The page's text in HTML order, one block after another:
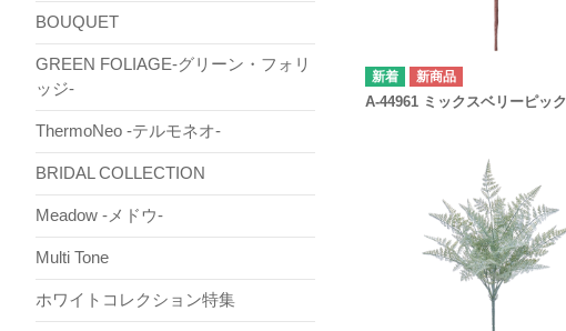
新商品
A-44961 ミックスベリーピック
BOUQUET
GREEN FOLIAGE-グリーン・フォリ
ッジ-
ThermoNeo -テルモネオ-
BRIDAL COLLECTION
Meadow -メドウ-
Multi Tone
ホワイトコレクション特集